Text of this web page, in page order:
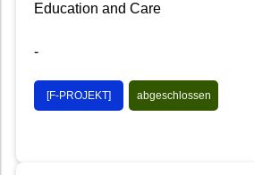
Education and Care
-
[F-PROJEKT] abgeschlossen